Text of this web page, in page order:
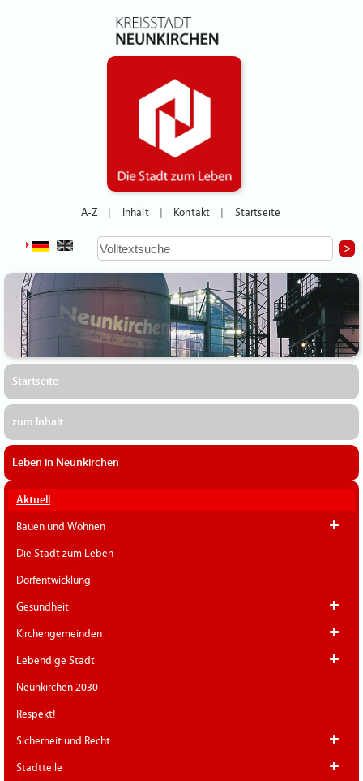
A-Z Inhalt Kontakt Startseite
Startseite
zum Inhalt
Leben in Neunkirchen
Aktuell
Bauen und Wohnen
Die Stadt zum Leben
Dorfentwicklung
Gesundheit
Kirchengemeinden
Lebendige Stadt
Neunkirchen 2030
Respekt!
Sicherheit und Recht
Stadtteile